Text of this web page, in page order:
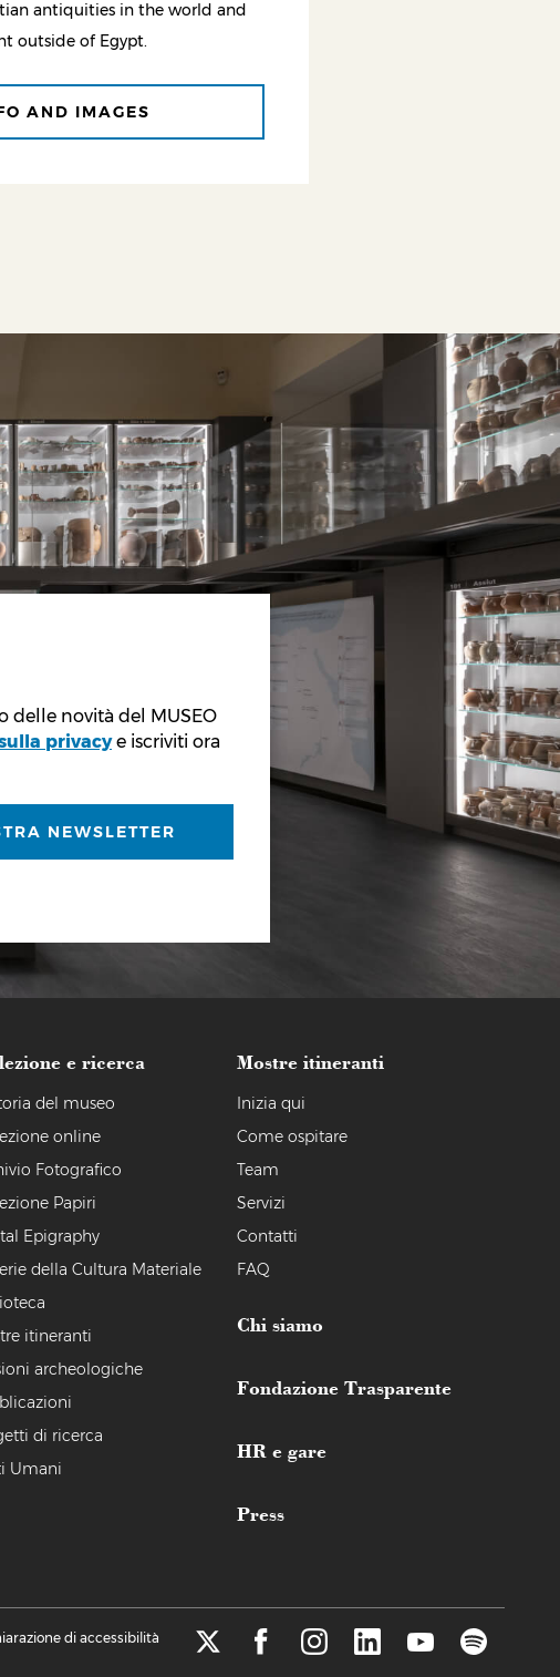
antiquities in the world and
outside of Egypt.
AND IMAGES
delle novità del MUSEO
privacy e iscriviti ora
NEWSLETTER
e ricerca
del museo
online
Fotografico
Papiri
Epigraphy
della Cultura Materiale
itineranti
archeologiche
di ricerca
Umani
Mostre itineranti
Inizia qui
Come ospitare
Team
Servizi
Contatti
FAQ
Chi siamo
Fondazione Trasparente
HR e gare
Press
di accessibilità